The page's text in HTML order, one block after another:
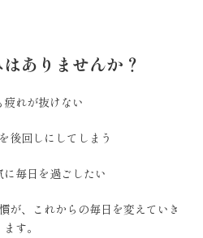
ありませんか？
疲れが抜けない
後回しにしてしまう
に毎日を過ごしたい
が、これからの毎日を変えていき
ます。